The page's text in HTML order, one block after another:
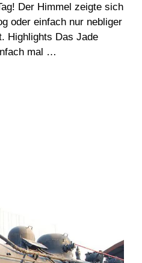
Der Himmel zeigte sich
oder einfach nur nebliger
Highlights Das Jade
mal …